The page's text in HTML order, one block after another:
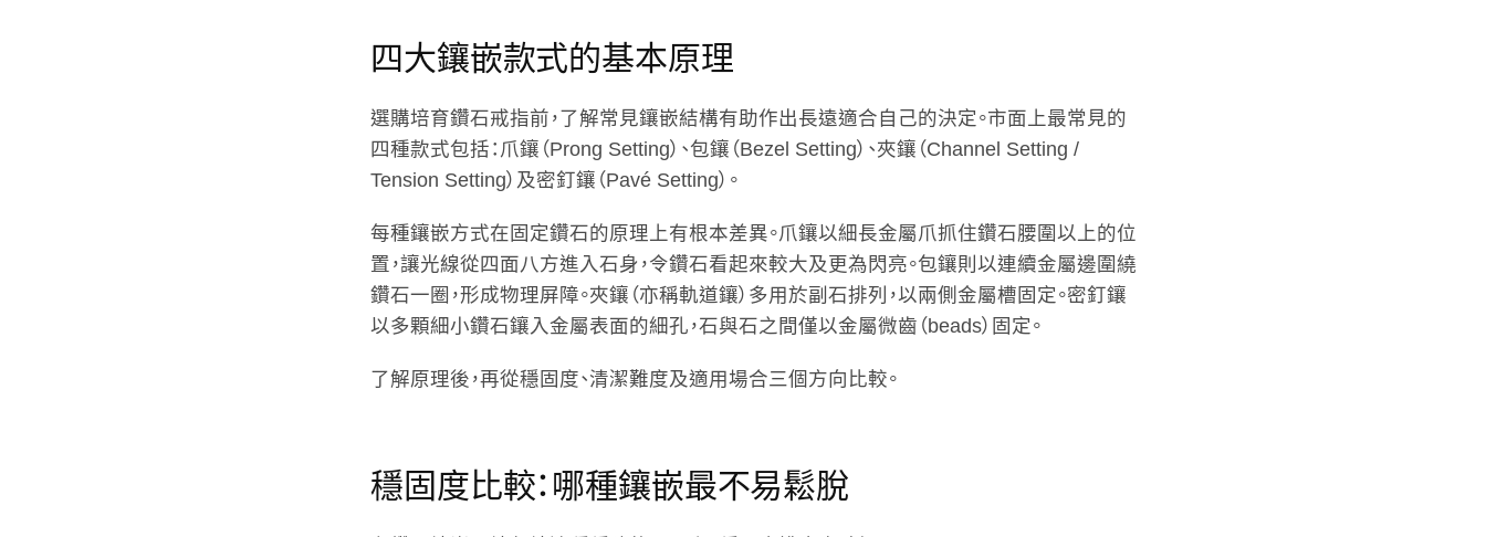
四大鑲嵌款式的基本原理
選購培育鑽石戒指前，了解常見鑲嵌結構有助作出長遠適合自己的決定。市面上最常見的
四種款式包括：爪鑲（Prong Setting）、包鑲（Bezel Setting）、夾鑲（Channel Setting /
Tension Setting）及密釘鑲（Pavé Setting）。
每種鑲嵌方式在固定鑽石的原理上有根本差異。爪鑲以細長金屬爪抓住鑽石腰圍以上的位
置，讓光線從四面八方進入石身，令鑽石看起來較大及更為閃亮。包鑲則以連續金屬邊圍繞
鑽石一圈，形成物理屏障。夾鑲（亦稱軌道鑲）多用於副石排列，以兩側金屬槽固定。密釘鑲
以多顆細小鑽石鑲入金屬表面的細孔，石與石之間僅以金屬微齒（beads）固定。
了解原理後，再從穩固度、清潔難度及適用場合三個方向比較。
穩固度比較：哪種鑲嵌最不易鬆脫